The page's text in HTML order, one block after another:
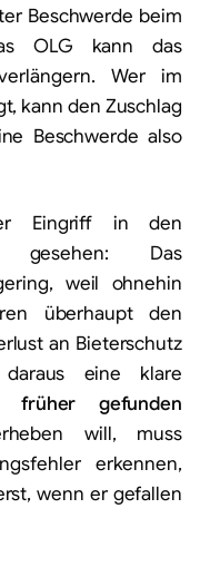
Beschwerde beim
OLG kann das
Wer im
kann den Zuschlag
Beschwerde also
Eingriff in den
gesehen: Das
weil ohnehin
überhaupt den
an Bieterschutz
eine klare
früher gefunden
will, muss
erkennen,
wenn er gefallen